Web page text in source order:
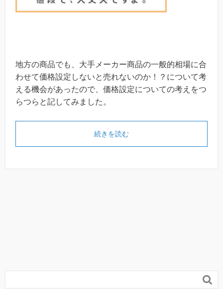
地方の商品でも、大手メーカー商品の一般的相場に合
わせて価格設定しないと売れないのか！？について考
える機会があったので、価格設定についての考えをつ
らつらと記してみました。
続きを読む
